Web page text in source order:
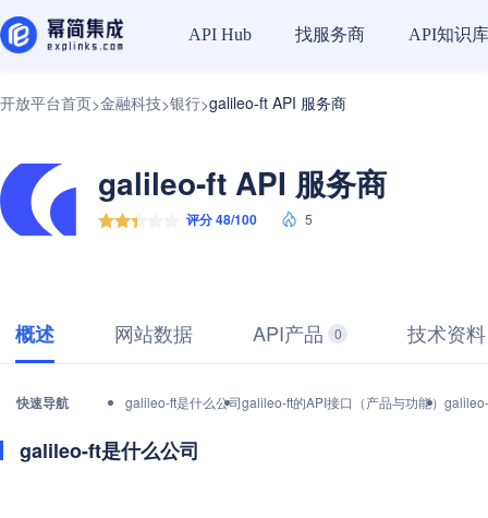
API Hub 找服务商 API知识库
开放平台首页>金融科技>银行>galileo-ft API 服务商
galileo-ft API 服务商
评分 48/100 5
概述 网站数据 API产品 0 技术资料
快速导航 galileo-ft是什么公司galileo-ft的API接口（产品与功能）
galileo-ft是什么公司